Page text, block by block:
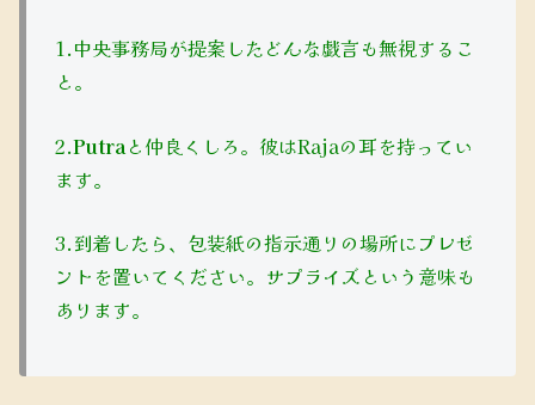
1.中央事務局が提案したどんな戯言も無視するこ
と。
2.Putra と仲良くしろ。彼はRajaの耳を持ってい
ます。
3.到着したら、包装紙の指示通りの場所にプレゼ
ントを置いてください。サプライズという意味も
あります。